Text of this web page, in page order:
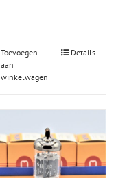
Toevoegen
aan
winkelwagen
Details